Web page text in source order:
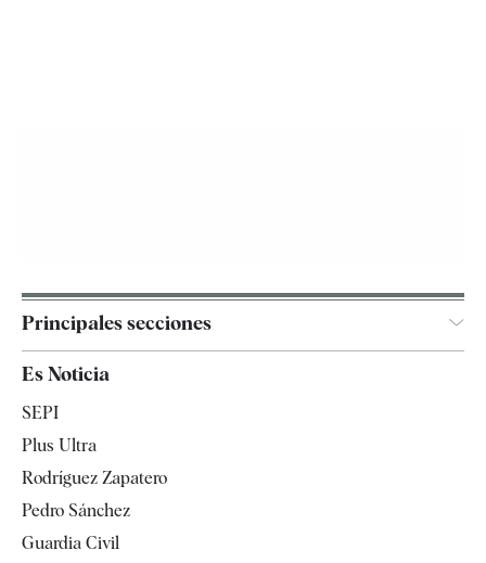
Principales secciones
Televisión
Es Noticia
SEPI
Plus Ultra
Rodríguez Zapatero
Pedro Sánchez
Guardia Civil